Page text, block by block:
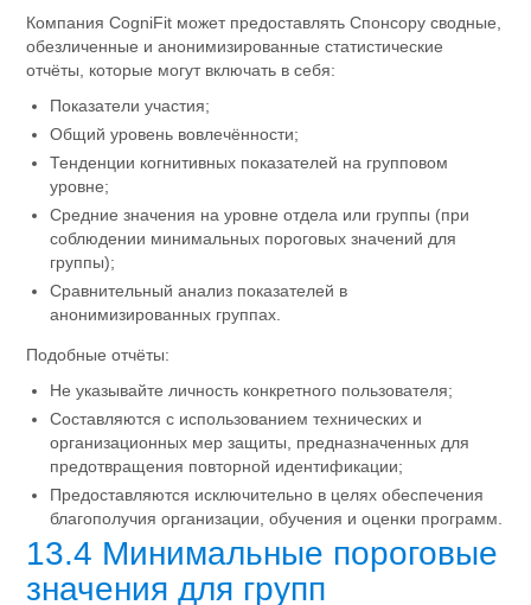
Компания CogniFit может предоставлять Спонсору сводные,
обезличенные и анонимизированные статистические
отчёты, которые могут включать в себя:
Показатели участия;
Общий уровень вовлечённости;
Тенденции когнитивных показателей на групповом
уровне;
Средние значения на уровне отдела или группы (при
соблюдении минимальных пороговых значений для
группы);
Сравнительный анализ показателей в
анонимизированных группах.
Подобные отчёты:
Не указывайте личность конкретного пользователя;
Составляются с использованием технических и
организационных мер защиты, предназначенных для
предотвращения повторной идентификации;
Предоставляются исключительно в целях обеспечения
благополучия организации, обучения и оценки программ.
13.4 Минимальные пороговые
значения для групп